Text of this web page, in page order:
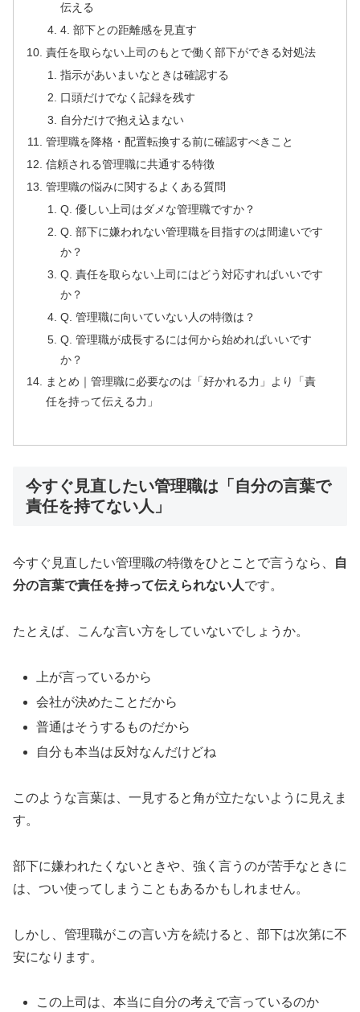
伝える
4. 部下との距離感を見直す
責任を取らない上司のもとで働く部下ができる対処法
指示があいまいなときは確認する
口頭だけでなく記録を残す
自分だけで抱え込まない
管理職を降格・配置転換する前に確認すべきこと
信頼される管理職に共通する特徴
管理職の悩みに関するよくある質問
Q. 優しい上司はダメな管理職ですか？
Q. 部下に嫌われない管理職を目指すのは間違いです
か？
Q. 責任を取らない上司にはどう対応すればいいです
か？
Q. 管理職に向いていない人の特徴は？
Q. 管理職が成長するには何から始めればいいです
か？
まとめ｜管理職に必要なのは「好かれる力」より「責
任を持って伝える力」
今すぐ見直したい管理職は「自分の言葉で
責任を持てない人」
今すぐ見直したい管理職の特徴をひとことで言うなら、
自
分の言葉で責任を持って伝えられない人です。
たとえば、こんな言い方をしていないでしょうか。
上が言っているから
会社が決めたことだから
普通はそうするものだから
自分も本当は反対なんだけどね
このような言葉は、一見すると角が立たないように見えま
す。
部下に嫌われたくないときや、強く言うのが苦手なときに
は、つい使ってしまうこともあるかもしれません。
しかし、管理職がこの言い方を続けると、部下は次第に不
安になります。
この上司は、本当に自分の考えで言っているのか